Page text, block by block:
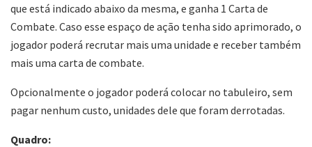
que está indicado abaixo da mesma, e ganha 1 Carta de
Combate. Caso esse espaço de ação tenha sido aprimorado, o
jogador poderá recrutar mais uma unidade e receber também
mais uma carta de combate.
Opcionalmente o jogador poderá colocar no tabuleiro, sem
pagar nenhum custo, unidades dele que foram derrotadas.
Quadro: